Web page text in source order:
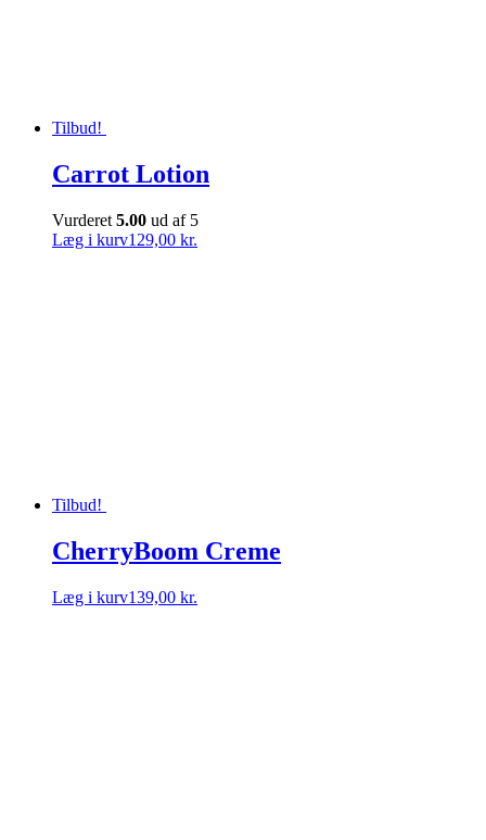
Tilbud!
Carrot Lotion
Vurderet 5.00 ud af 5
Læg i kurv129,00 kr.
Tilbud!
CherryBoom Creme
Læg i kurv139,00 kr.